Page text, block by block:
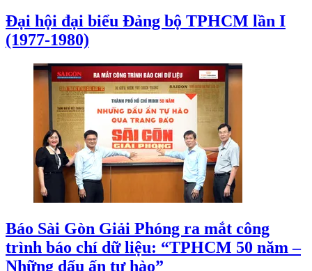
Đại hội đại biểu Đảng bộ TPHCM lần I
(1977-1980)
Báo Sài Gòn Giải Phóng ra mắt công
trình báo chí dữ liệu: “TPHCM 50 năm –
Những dấu ấn tự hào”